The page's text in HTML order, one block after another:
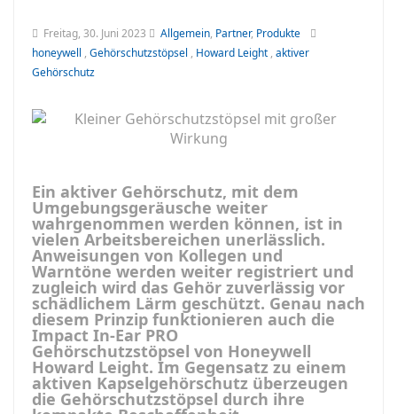
Freitag, 30. Juni 2023 Allgemein, Partner, Produkte
honeywell , Gehörschutzstöpsel , Howard Leight , aktiver
Gehörschutz
Ein aktiver Gehörschutz, mit dem
Umgebungsgeräusche weiter
wahrgenommen werden können, ist in
vielen Arbeitsbereichen unerlässlich.
Anweisungen von Kollegen und
Warntöne werden weiter registriert und
zugleich wird das Gehör zuverlässig vor
schädlichem Lärm geschützt. Genau nach
diesem Prinzip funktionieren auch die
Impact In-Ear PRO
Gehörschutzstöpsel von Honeywell
Howard Leight. Im Gegensatz zu einem
aktiven Kapselgehörschutz überzeugen
die Gehörschutzstöpsel durch ihre